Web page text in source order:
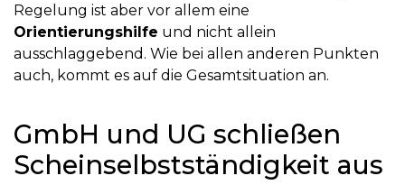
Regelung ist aber vor allem eine
Orientierungshilfe und nicht allein
ausschlaggebend. Wie bei allen anderen Punkten
auch, kommt es auf die Gesamtsituation an.
GmbH und UG schließen
Scheinselbstständigkeit aus